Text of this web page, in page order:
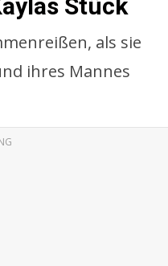
Stück
als sie
ihres Mannes